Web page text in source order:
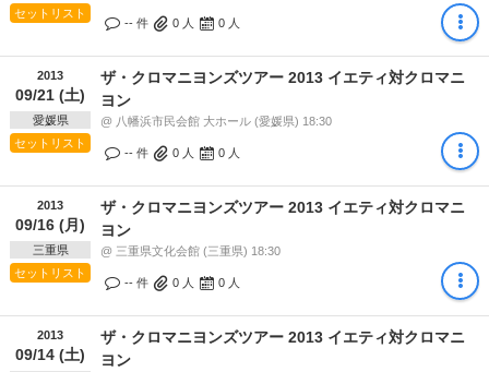
セットリスト
-- 件 0 人 0 人
2013
09/21 (土)
愛媛県
セットリスト
ザ・クロマニヨンズツアー 2013 イエティ対クロマニ
ヨン
@ 八幡浜市民会館 大ホール (愛媛県) 18:30
-- 件 0 人 0 人
2013
09/16 (月)
三重県
セットリスト
ザ・クロマニヨンズツアー 2013 イエティ対クロマニ
ヨン
@ 三重県文化会館 (三重県) 18:30
-- 件 0 人 0 人
2013
09/14 (土)
ザ・クロマニヨンズツアー 2013 イエティ対クロマニ
ヨン